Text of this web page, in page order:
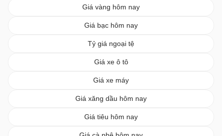
Giá vàng hôm nay
Giá bạc hôm nay
Tỷ giá ngoại tệ
Giá xe ô tô
Giá xe máy
Giá xăng dầu hôm nay
Giá tiêu hôm nay